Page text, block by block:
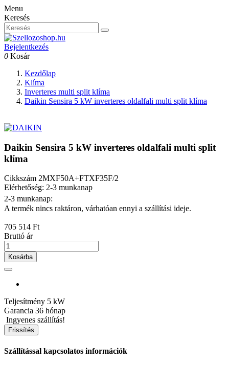
Menu
Keresés
Bejelentkezés
0 Kosár
Kezdőlap
Klíma
Inverteres multi split klíma
Daikin Sensira 5 kW inverteres oldalfali multi split klíma
Daikin Sensira 5 kW inverteres oldalfali multi split
klíma
Cikkszám 2MXF50A+FTXF35F/2
Elérhetőség: 2-3 munkanap
2-3 munkanap:
A termék nincs raktáron, várhatóan ennyi a szállítási ideje.
705 514 Ft
Bruttó ár
Kosárba
Teljesítmény 5 kW
Garancia 36 hónap
Ingyenes szállítás!
Szállítással kapcsolatos információk